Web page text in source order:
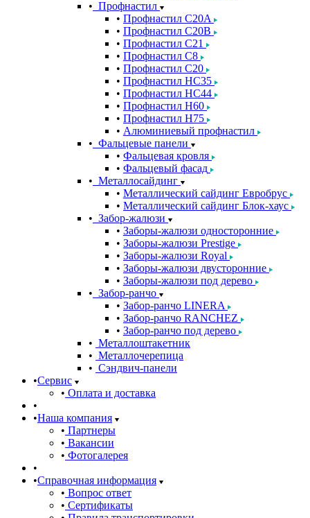
Профнастил
Профнастил С20A
Профнастил С20B
Профнастил С21
Профнастил С8
Профнастил С20
Профнастил НС35
Профнастил НС44
Профнастил Н60
Профнастил Н75
Алюминиевый профнастил
Фальцевые панели
Фальцевая кровля
Фальцевый фасад
Металлосайдинг
Металлический сайдинг Евробрус
Металлический сайдинг Блок-хаус
Забор-жалюзи
Заборы-жалюзи односторонние
Заборы-жалюзи Prestige
Заборы-жалюзи Royal
Заборы-жалюзи двусторонние
Заборы-жалюзи под дерево
Забор-ранчо
Забор-ранчо LINERA
Забор-ранчо RANCHEZ
Забор-ранчо под дерево
Металлоштакетник
Металлочерепица
Сэндвич-панели
Сервис
Оплата и доставка
Наша компания
Партнеры
Вакансии
Фотогалерея
Справочная информация
Вопрос ответ
Сертификаты